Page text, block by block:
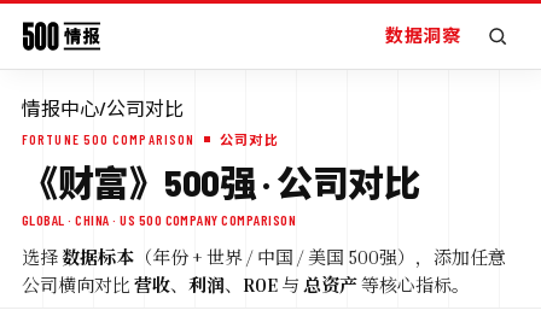
数据洞察
情报中心/公司对比
FORTUNE 500 COMPARISON 公司对比
《财富》500强 · 公司对比
GLOBAL · CHINA · US 500 COMPANY COMPARISON
选择 数据标本 （年份 + 世界 / 中国 / 美国 500强），添加任意
公司横向对比 营收、 利润、 ROE 与 总资产等核心指标。